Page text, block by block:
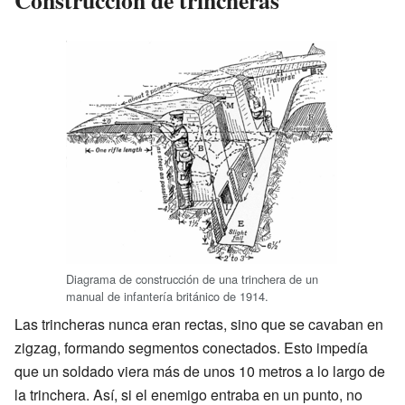
Diagrama de construcción de una trinchera de un
manual de infantería británico de 1914.
Las trincheras nunca eran rectas, sino que se cavaban en
zigzag, formando segmentos conectados. Esto impedía
que un soldado viera más de unos 10 metros a lo largo de
la trinchera. Así, si el enemigo entraba en un punto, no